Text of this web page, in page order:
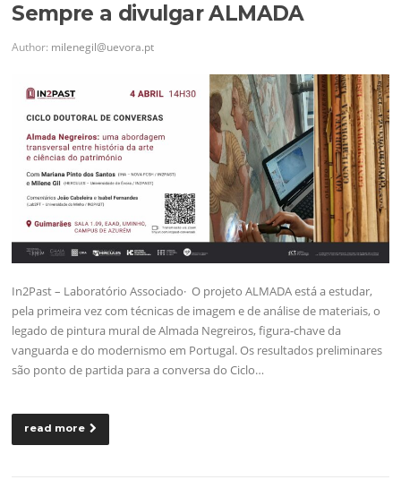
Sempre a divulgar ALMADA
Author: milenegil@uevora.pt
In2Past – Laboratório Associado· O projeto ALMADA está a estudar,
pela primeira vez com técnicas de imagem e de análise de materiais, o
legado de pintura mural de Almada Negreiros, figura-chave da
vanguarda e do modernismo em Portugal. Os resultados preliminares
são ponto de partida para a conversa do Ciclo…
read more